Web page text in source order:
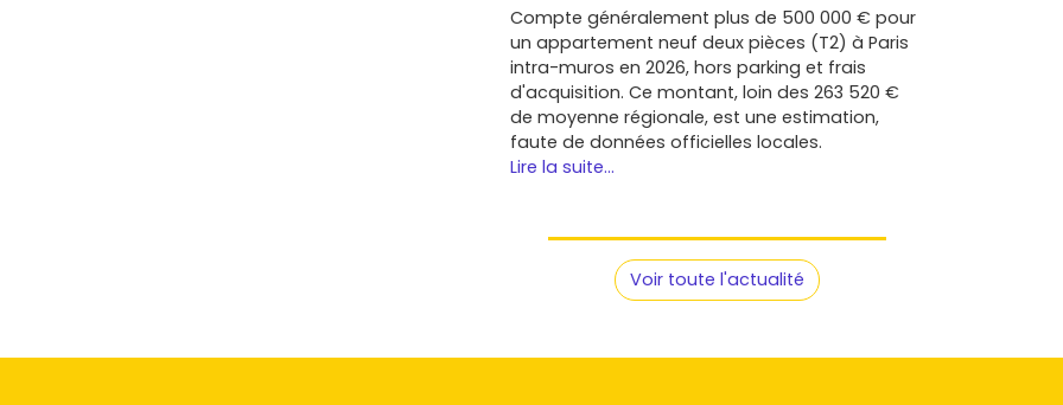
Compte généralement plus de 500 000 € pour
un appartement neuf deux pièces (T2) à Paris
intra-muros en 2026, hors parking et frais
d'acquisition. Ce montant, loin des 263 520 €
de moyenne régionale, est une estimation,
faute de données officielles locales.
Lire la suite...
Voir toute l'actualité